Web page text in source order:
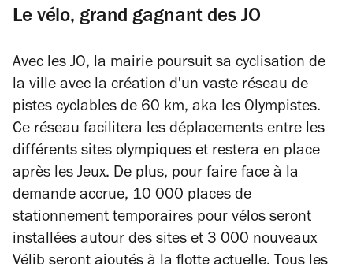
Le vélo, grand gagnant des JO
Avec les JO, la mairie poursuit sa cyclisation de
la ville avec la création d'un vaste réseau de
pistes cyclables de 60 km, aka les Olympistes.
Ce réseau facilitera les déplacements entre les
différents sites olympiques et restera en place
après les Jeux. De plus, pour faire face à la
demande accrue, 10 000 places de
stationnement temporaires pour vélos seront
installées autour des sites et 3 000 nouveaux